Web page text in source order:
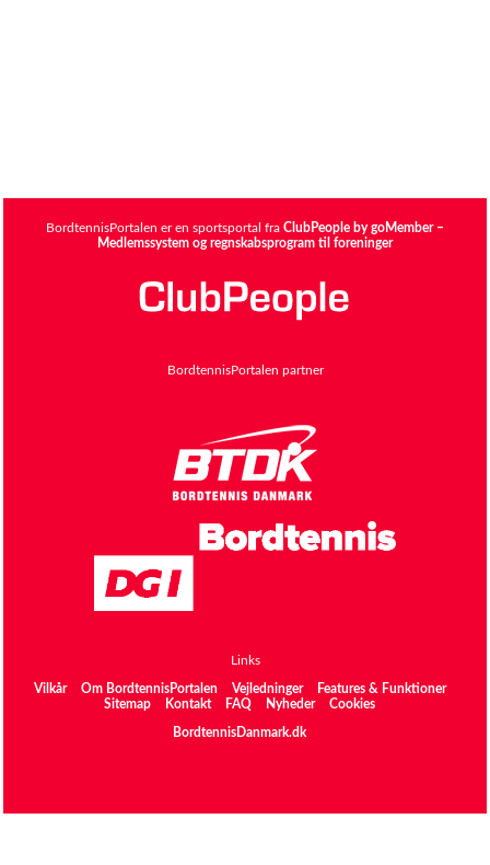
BordtennisPortalen er en sportsportal fra ClubPeople by goMember –
Medlemssystem og regnskabsprogram til foreninger
BordtennisPortalen partner
Links
Vilkår Om BordtennisPortalen Vejledninger
Features & Funktioner
Sitemap
Kontakt FAQ Nyheder Cookies
BordtennisDanmark.dk